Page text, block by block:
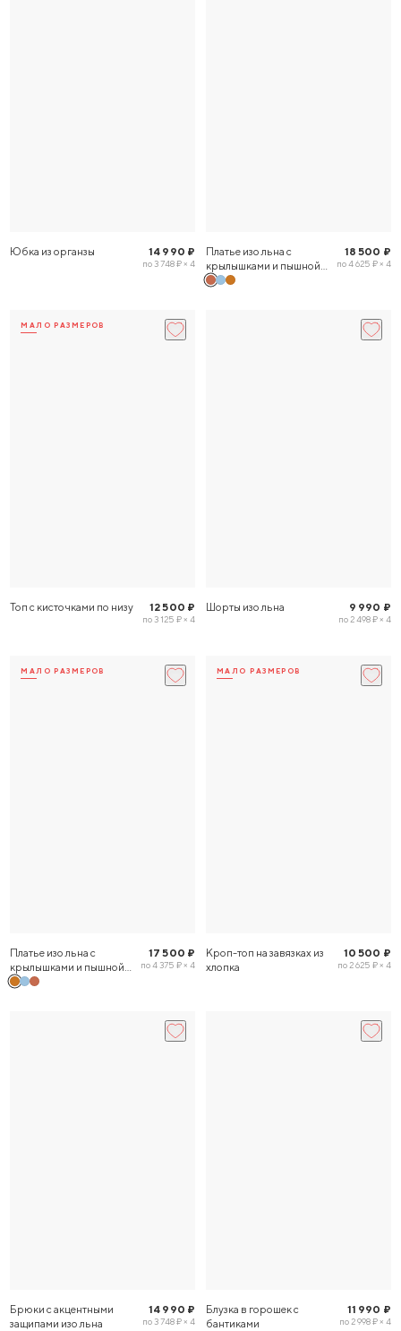
Юбка из органзы 14 990 ₽
по 3 748 ₽ × 4
Платье изо льна с
крылышками и пышной
юбкой
18 500 ₽
по 4 625 ₽ × 4
МАЛО РАЗМЕРОВ
Топ с кисточками по низу 12 500 ₽
по 3 125 ₽ × 4
Шорты изо льна 9 990 ₽
по 2 498 ₽ × 4
МАЛО РАЗМЕРОВ
Платье изо льна с
крылышками и пышной
юбкой в оттенке охра
17 500 ₽
по 4 375 ₽ × 4
МАЛО РАЗМЕРОВ
Кроп-топ на завязках из
хлопка
10 500 ₽
по 2 625 ₽ × 4
Брюки с акцентными
защипами изо льна
14 990 ₽
по 3 748 ₽ × 4
Блузка в горошек с
бантиками
11 990 ₽
по 2 998 ₽ × 4